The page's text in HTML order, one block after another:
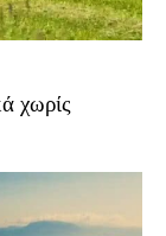
χωρίς